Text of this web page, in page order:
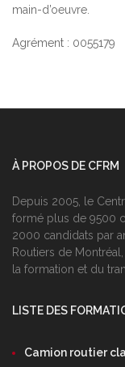
main-d’oeuvre.
Agrément : 0055179
À PROPOS DE CFRM
Depuis 2005, le
formé plus de 9500
2000 candidats par
Routiers de
la formation et du
LISTE DES
Camion routier